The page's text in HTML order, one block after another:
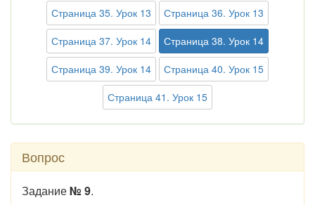
Страница 35. Урок 13
Страница 36. Урок 13
Страница 37. Урок 14
Страница 38. Урок 14
Страница 39. Урок 14
Страница 40. Урок 15
Страница 41. Урок 15
Вопрос
Задание№ 9.